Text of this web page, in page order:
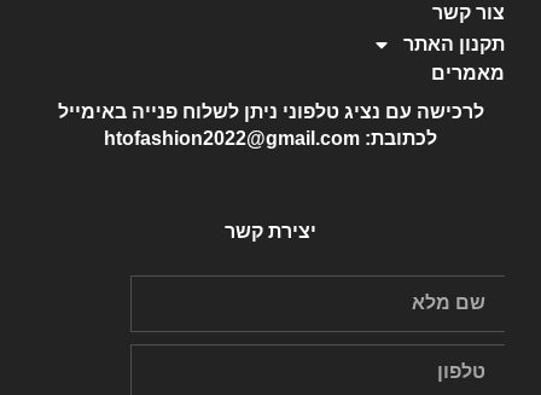
צור קשר
תקנון האתר
מאמרים
לרכישה עם נציג טלפוני ניתן לשלוח פנייה באימייל
לכתובת: htofashion2022@gmail.com
יצירת קשר